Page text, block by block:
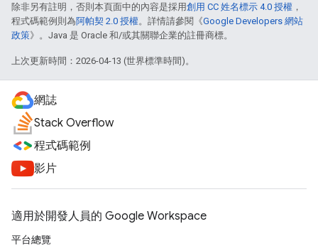
除非另有註明，否則本頁面中的內容是採用創用 CC 姓名標示 4.0 授權 ，
程式碼範例則為阿帕契 2.0 授權。詳情請參閱《Google Developers 網站
政策》。Java 是 Oracle 和/或其關聯企業的註冊商標。
上次更新時間：2026-04-13 (世界標準時間)。
網誌
Stack Overflow
程式碼範例
影片
適用於開發人員的 Google Workspace
平台總覽